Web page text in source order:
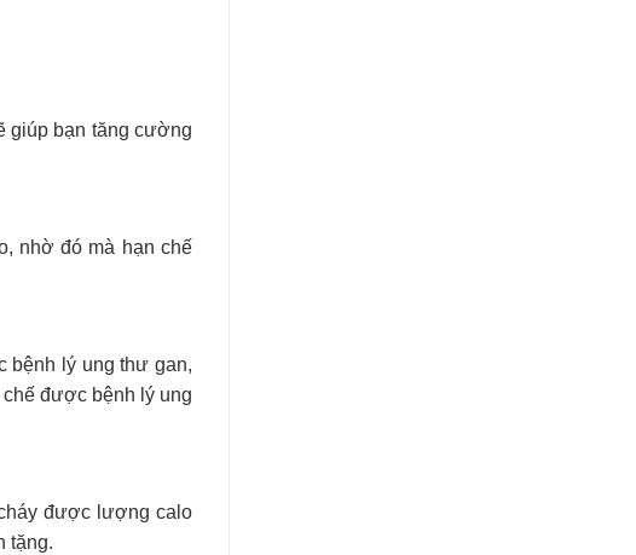
giúp bạn tăng cường
nhờ đó mà hạn chế
bệnh lý ung thư gan,
được bệnh lý ung
được lượng calo
tặng.